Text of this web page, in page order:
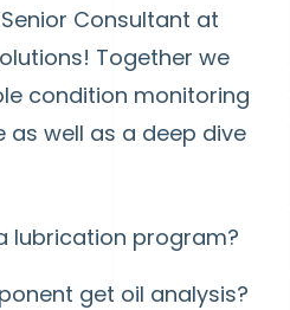
Consultant at
Together we
condition monitoring
as well as a deep dive
lubrication program?
get oil analysis?